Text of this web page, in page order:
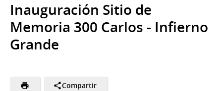
Inauguración Sitio de
Memoria 300 Carlos - Infierno
Grande
Compartir